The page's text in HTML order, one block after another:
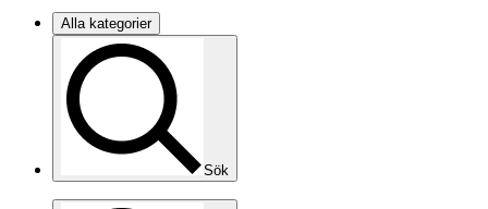
Alla kategorier
Sök